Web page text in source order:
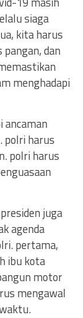
siaga
kita harus
dan
menghadapi
ancaman
polri harus
polri harus
juga
agenda
pertama,
ibu kota
motor
mengawal